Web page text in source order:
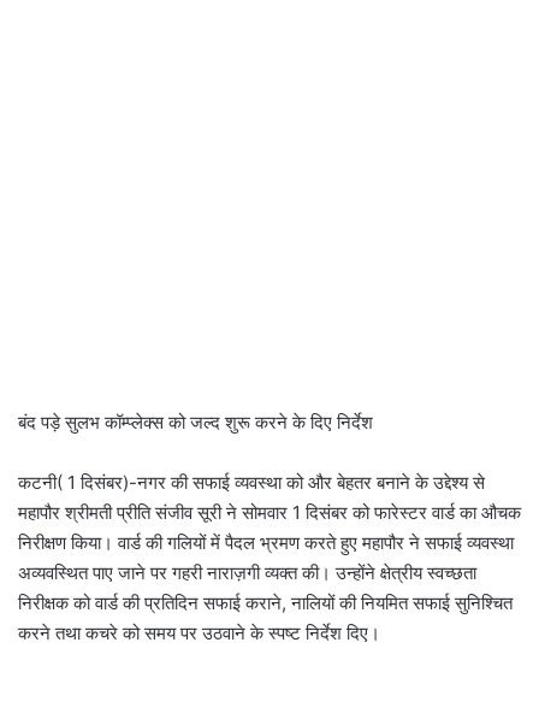
बंद पड़े सुलभ कॉम्प्लेक्स को जल्द शुरू करने के दिए निर्देश
कटनी( 1 दिसंबर)-नगर की सफाई व्यवस्था को और बेहतर बनाने के उद्देश्य से
महापौर श्रीमती प्रीति संजीव सूरी ने सोमवार 1 दिसंबर को फारेस्टर वार्ड का औचक
निरीक्षण किया। वार्ड की गलियों में पैदल भ्रमण करते हुए महापौर ने सफाई व्यवस्था
अव्यवस्थित पाए जाने पर गहरी नाराज़गी व्यक्त की। उन्होंने क्षेत्रीय स्वच्छता
निरीक्षक को वार्ड की प्रतिदिन सफाई कराने, नालियों की नियमित सफाई सुनिश्चित
करने तथा कचरे को समय पर उठवाने के स्पष्ट निर्देश दिए।